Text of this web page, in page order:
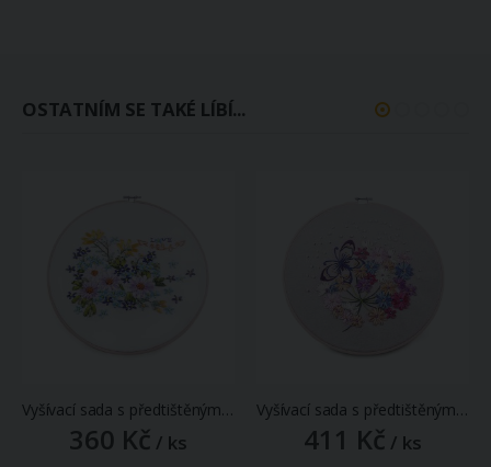
OSTATNÍM SE TAKÉ LÍBÍ...
360 Kč / ks 411 Kč / ks